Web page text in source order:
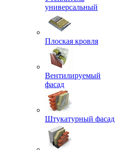
универсальный
Плоская кровля
Вентилируемый
фасад
Штукатурный фасад